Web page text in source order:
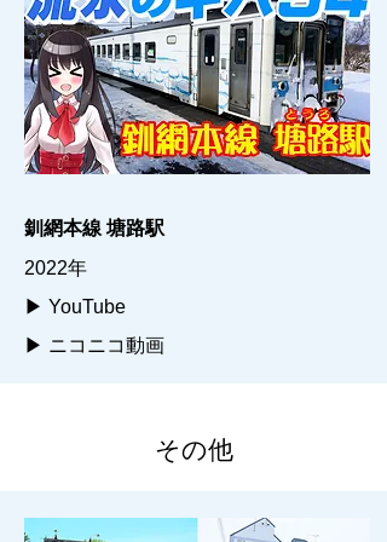
釧網本線 塘路駅
2022年
▶ YouTube
▶ ニコニコ動画
その他